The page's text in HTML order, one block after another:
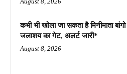
कभी भी खोला जा सकता है मिनीमाता बांगो
जलाशय का गेट, अलर्ट जारी*
August 8, 2026